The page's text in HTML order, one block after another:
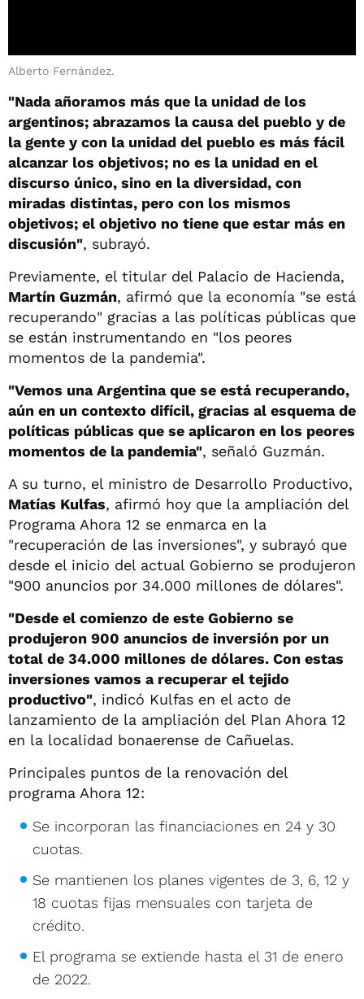
Alberto Fernández.
"Nada añoramos más que la unidad de los
argentinos; abrazamos la causa del pueblo y de
la gente y con la unidad del pueblo es más fácil
alcanzar los objetivos; no es la unidad en el
discurso único, sino en la diversidad, con
miradas distintas, pero con los mismos
objetivos; el objetivo no tiene que estar más en
discusión", subrayó.
Previamente, el titular del Palacio de Hacienda,
Martín Guzmán, afirmó que la economía "se está
recuperando" gracias a las políticas públicas que
se están instrumentando en "los peores
momentos de la pandemia".
"Vemos una Argentina que se está recuperando,
aún en un contexto difícil, gracias al esquema de
políticas públicas que se aplicaron en los peores
momentos de la pandemia", señaló Guzmán.
A su turno, el ministro de Desarrollo Productivo,
Matías Kulfas, afirmó hoy que la ampliación del
Programa Ahora 12 se enmarca en la
"recuperación de las inversiones", y subrayó que
desde el inicio del actual Gobierno se produjeron
"900 anuncios por 34.000 millones de dólares".
"Desde el comienzo de este Gobierno se
produjeron 900 anuncios de inversión por un
total de 34.000 millones de dólares. Con estas
inversiones vamos a recuperar el tejido
productivo", indicó Kulfas en el acto de
lanzamiento de la ampliación del Plan Ahora 12
en la localidad bonaerense de Cañuelas.
Principales puntos de la renovación del
programa Ahora 12:
Se incorporan las financiaciones en 24 y 30
cuotas.
Se mantienen los planes vigentes de 3, 6, 12 y
18 cuotas fijas mensuales con tarjeta de
crédito.
El programa se extiende hasta el 31 de enero
de 2022.